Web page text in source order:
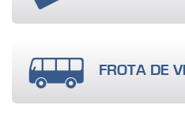
FROTA DE